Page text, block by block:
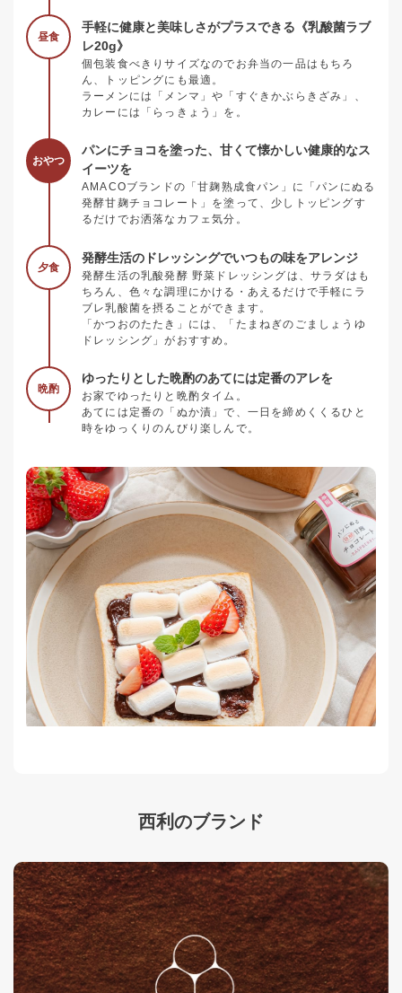
昼食
手軽に健康と美味しさがプラスできる《乳酸菌ラブ
レ20g》
個包装食べきりサイズなのでお弁当の一品はもちろ
ん、トッピングにも最適。
ラーメンには「メンマ」や「すぐきかぶらきざみ」、
カレーには「らっきょう」を。
おやつ
パンにチョコを塗った、甘くて懐かしい健康的なス
イーツを
AMACOブランドの「甘麹熟成食パン」に「パンにぬる
発酵甘麹チョコレート」を塗って、少しトッピングす
るだけでお洒落なカフェ気分。
夕食
発酵生活のドレッシングでいつもの味をアレンジ
発酵生活の乳酸発酵 野菜ドレッシングは、サラダはも
ちろん、色々な調理にかける・あえるだけで手軽にラ
ブレ乳酸菌を摂ることができます。
「かつおのたたき」には、「たまねぎのごましょうゆ
ドレッシング」がおすすめ。
晩酌
ゆったりとした晩酌のあてには定番のアレを
お家でゆったりと晩酌タイム。
あてには定番の「ぬか漬」で、一日を締めくくるひと
時をゆっくりのんびり楽しんで。
西利のブランド